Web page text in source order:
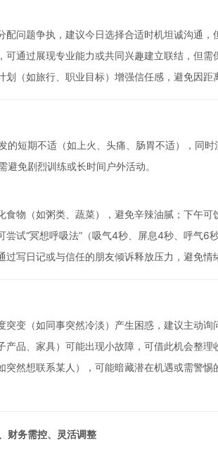
配问题争执，建议今日选择合适时机坦诚沟通，
可通过展现专业能力或共同兴趣建立联结，但需
划（如旅行、职业目标）增强信任感，避免因距
的短期不适（如上火、头痛、肠胃不适），同
免剧烈训练或长时间户外活动。
食物（如粥类、蔬菜），避免辛辣油腻；下午可
尝试“冥想呼吸法”（吸气4秒、屏息4秒、呼气6
过写日记或与信任的朋友倾诉释放压力，避免情
突变（如同事突然冷淡）产生困惑，建议主动询
产品、家具）可能出现小故障，可借此机会整理
突然想联系某人），可能暗藏潜在机遇或需警惕
财务需控、灵活调整